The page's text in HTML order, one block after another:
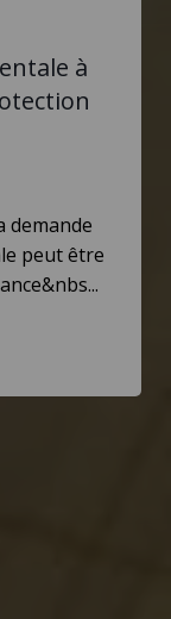
à
demande
peut être